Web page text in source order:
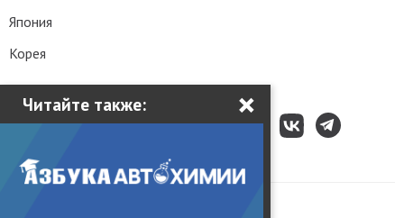
Читайте также: ×
Япония
Корея